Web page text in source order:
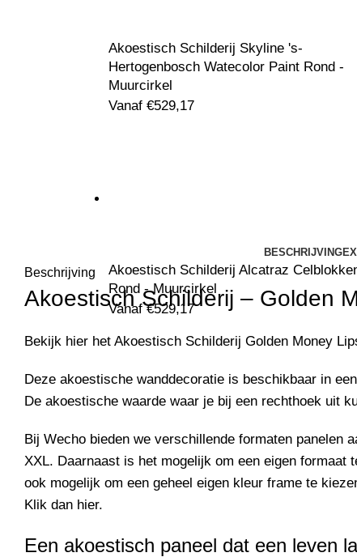
BESCHRIJVING
Beschrijving
Akoestisch Schilderij – Golden
Bekijk hier het Akoestisch Schilderij Golden Money
Deze akoestische wanddecoratie is beschikbaar in
De akoestische waarde waar je bij een rechthoek uit
Bij Wecho bieden we verschillende formaten panelen
XXL. Daarnaast is het mogelijk om een eigen formaat
ook mogelijk om een geheel eigen kleur frame te
Klik dan hier.
Een akoestisch paneel dat een leven
Akoestisch Schilderij Skyline 's-
Hertogenbosch Watecolor Paint Rond -
Muurcirkel
Vanaf €529,17
Akoestisch Schilderij Alcatraz
Rond - Muurcirkel
Vanaf€529,17